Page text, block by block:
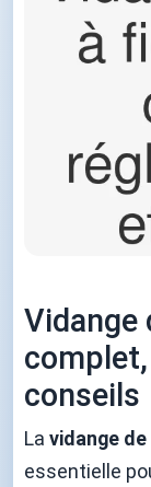
Vidange
conseils
La vidange de
essentielle